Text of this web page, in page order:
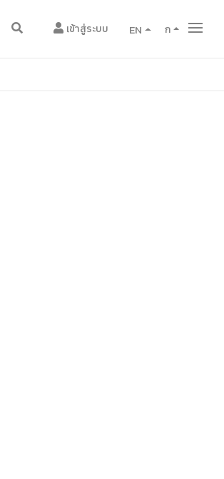
เข้าสู่ระบบ EN ก